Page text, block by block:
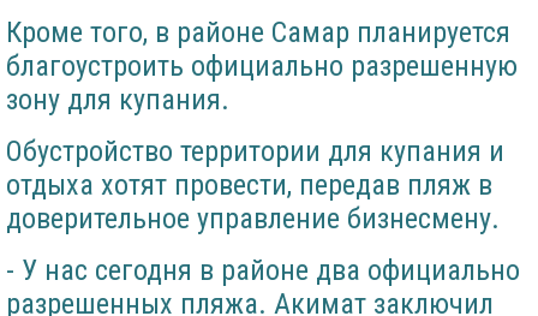
Кроме того, в районе Самар планируется
благоустроить официально разрешенную
зону для купания.
Обустройство территории для купания и
отдыха хотят провести, передав пляж в
доверительное управление бизнесмену.
- У нас сегодня в районе два официально
разрешенных пляжа. Акимат заключил